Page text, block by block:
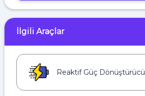
İlgili Araçlar
Reaktif Güç Dönüştürücü